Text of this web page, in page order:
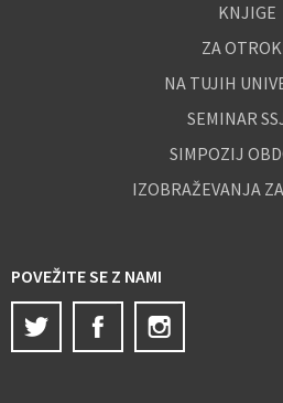
KNJIGE
ZA
NA TUJIH
SEMINAR
SIMPOZIJ
IZOBRAŽEVANJA
POVEŽITE SE Z NAMI
Twitter
Facebook